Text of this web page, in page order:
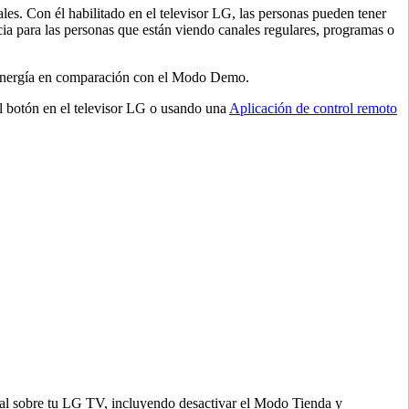
Con él habilitado en el televisor LG, las personas pueden tener
las personas que están viendo canales regulares, programas o
en comparación con el Modo Demo.
en el televisor LG o usando una Aplicación de control remoto
sobre tu LG TV, incluyendo desactivar el Modo Tienda y